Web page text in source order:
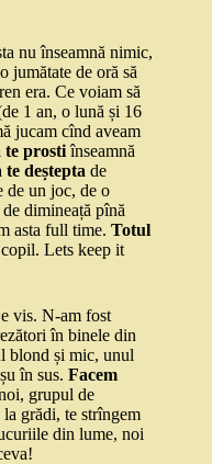
nu înseamnă nimic,
jumătate de oră să
era. Ce voiam să
1 an, o lună și 16
jucam cînd aveam
te prostiînseamnă
te deștepta de
de un joc, de o
dimineață pînă
asta full time. Totul
Lets keep it
vis. N-am fost
în binele din
blond și mic, unul
în sus. Facem
grupul de
grădi, te strîngem
din lume, noi